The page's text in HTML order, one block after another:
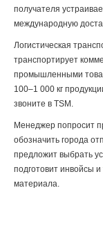
получателя
международную
Логистическая
транспортирует
промышленными
100–1 000 кг
звоните в TSM.
Менеджер попросит
обозначить города
предложит выбрать
подготовит инвойсы и
материала.